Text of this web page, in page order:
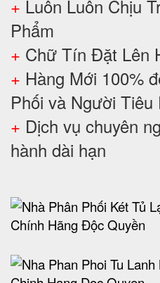
+ Luôn Luôn Chịu
Phẩm
+ Chữ Tín Đặt Lên
+ Hàng Mới 100%
Phối và Người Tiêu
+ Dịch vụ chuyên
hành dài hạn